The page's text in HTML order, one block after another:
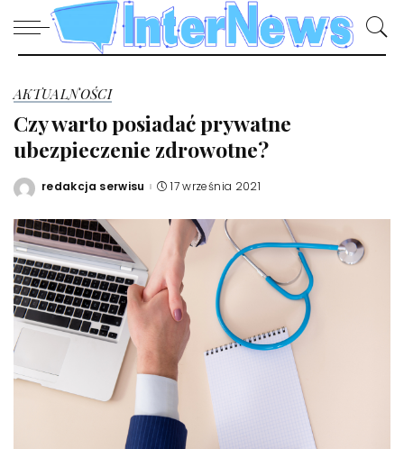
AKTUALNOŚCI
Czy warto posiadać prywatne
ubezpieczenie zdrowotne?
Posted
redakcja serwisu 17 września 2021